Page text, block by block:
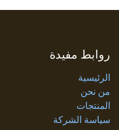
روابط مفيدة
الرئيسية
من نحن
المنتجات
سياسة الشركة